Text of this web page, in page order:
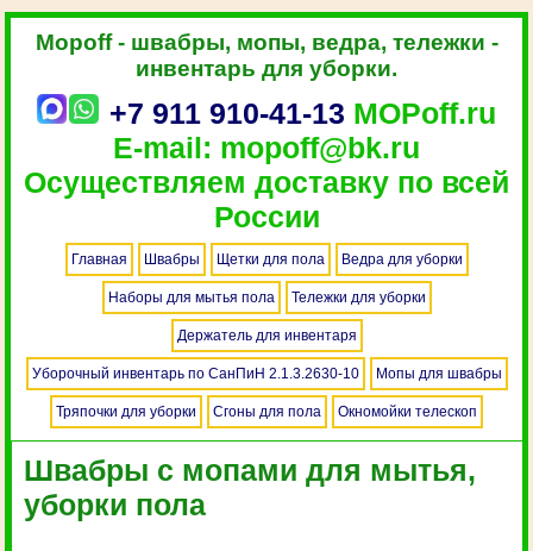
Mopoff - швабры, мопы, ведра, тележки -
инвентарь для уборки.
+7 911 910-41-13 MOPoff.ru
E-mail: mopoff@bk.ru
Осуществляем доставку по всей
России
Главная Швабры Щетки для пола Ведра для уборки
Наборы для мытья пола Тележки для уборки
Держатель для инвентаря
Уборочный инвентарь по СанПиН 2.1.3.2630-10 Мопы для швабры
Тряпочки для уборки Сгоны для пола Окномойки телескоп
Швабры с мопами для мытья,
уборки пола